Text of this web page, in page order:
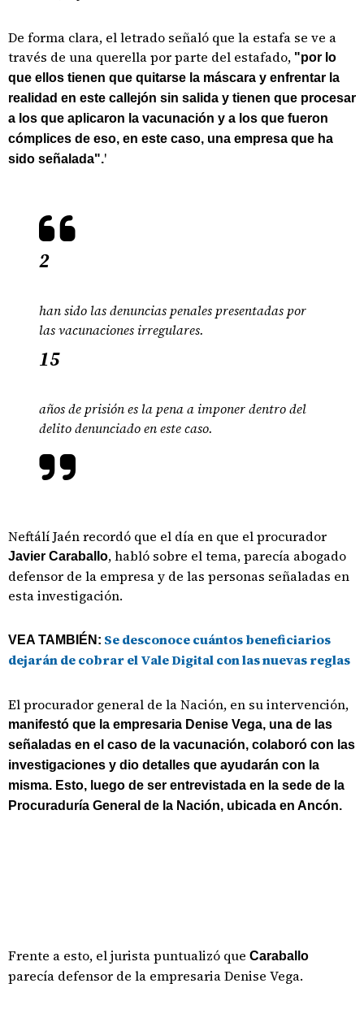
De forma clara, el letrado señaló que la estafa se ve a
través de una querella por parte del estafado, "por lo
que ellos tienen que quitarse la máscara y enfrentar la
realidad en este callejón sin salida y tienen que procesar
a los que aplicaron la vacunación y a los que fueron
cómplices de eso, en este caso, una empresa que ha
sido señalada".'
2
han sido las denuncias penales presentadas por
las vacunaciones irregulares.
15
años de prisión es la pena a imponer dentro del
delito denunciado en este caso.
Neftálí Jaén recordó que el día en que el procurador
Javier Caraballo, habló sobre el tema, parecía abogado
defensor de la empresa y de las personas señaladas en
esta investigación.
VEA TAMBIÉN: Se desconoce cuántos beneficiarios
dejarán de cobrar el Vale Digital con las nuevas reglas
El procurador general de la Nación, en su intervención,
manifestó que la empresaria Denise Vega, una de las
señaladas en el caso de la vacunación, colaboró con las
investigaciones y dio detalles que ayudarán con la
misma. Esto, luego de ser entrevistada en la sede de la
Procuraduría General de la Nación, ubicada en Ancón.
Frente a esto, el jurista puntualizó que Caraballo
parecía defensor de la empresaria Denise Vega.